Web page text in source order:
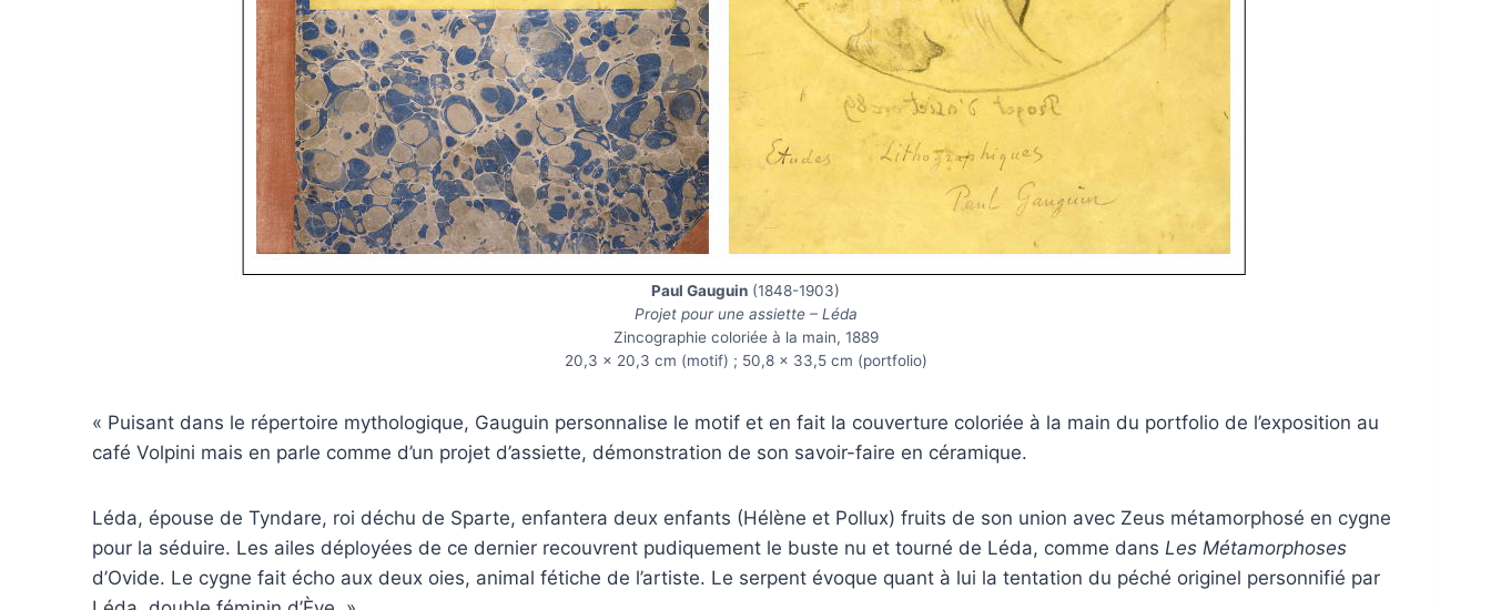
Paul Gauguin (1848-1903)
Projet pour une assiette – Léda
Zincographie coloriée à la main, 1889
20,3 x 20,3 cm (motif) ; 50,8 x 33,5 cm (portfolio)
« Puisant dans le répertoire mythologique, Gauguin personnalise le motif et en fait la couverture coloriée à la main du portfolio de l’exposition au
café Volpini mais en parle comme d’un projet d’assiette, démonstration de son savoir-faire en céramique.
Léda, épouse de Tyndare, roi déchu de Sparte, enfantera deux enfants (Hélène et Pollux) fruits de son union avec Zeus métamorphosé en cygne
pour la séduire. Les ailes déployées de ce dernier recouvrent pudiquement le buste nu et tourné de Léda, comme dans Les Métamorphoses
d’Ovide. Le cygne fait écho aux deux oies, animal fétiche de l’artiste. Le serpent évoque quant à lui la tentation du péché originel personnifié par